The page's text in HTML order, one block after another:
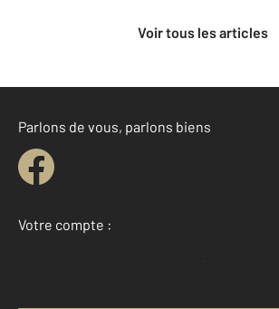
Voir tous les articles
Parlons de vous, parlons biens
Votre compte :
Accéder à mon compte